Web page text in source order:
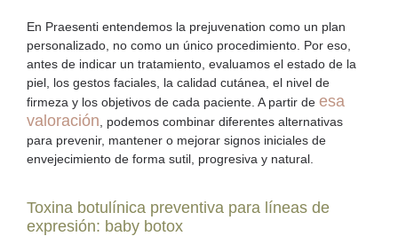
En Praesenti entendemos la prejuvenation como un plan
personalizado, no como un único procedimiento . Por eso,
antes de indicar un tratamiento, evaluamos el estado de la
piel, los gestos faciales, la calidad cutánea, el nivel de
firmeza y los objetivos de cada paciente. A partir de esa
valoración , podemos combinar diferentes alternativas
para prevenir, mantener o mejorar signos iniciales de
envejecimiento de forma sutil, progresiva y natural.
Toxina botulínica preventiva para líneas de
expresión: baby botox